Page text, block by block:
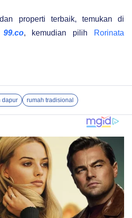
properti terbaik, temukan di
99.co, kemudian pilih
Rorinata
dapur rumah tradisional